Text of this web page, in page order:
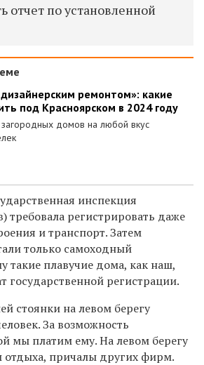
отчет по установленной
ремонтом»: какие
под Красноярском в 2024 году
домов на любой вкус
инспекция
требовала регистрировать даже
и транспорт. Затем
только самоходный
такие плавучие дома, как наш,
государственной регистрации.
стоянки на левом берегу
За возможность
мы платим ему.На левом берегу
отдыха, причалы других фирм.